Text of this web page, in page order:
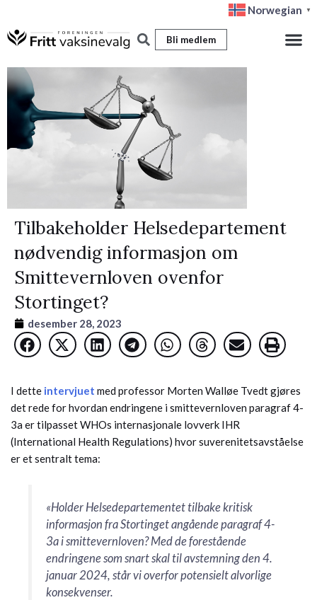
til
Norwegian ▼
Bli medlem
Tilbakeholder Helsedepartement
nødvendig informasjon om
Smittevernloven ovenfor
Stortinget?
desember 28, 2023
I dette intervjuet med professor Morten Walløe Tvedt gjøres
det rede for hvordan endringene i smittevernloven paragraf 4-
3a er tilpasset WHOs internasjonale lovverk IHR
(International Health Regulations) hvor suverenitetsavståelse
er et sentralt tema:
«Holder Helsedepartementet tilbake kritisk
informasjon fra Stortinget angående paragraf 4-
3a i smittevernloven? Med de forestående
endringene som snart skal til avstemning den 4.
januar 2024, står vi overfor potensielt alvorlige
konsekvenser.